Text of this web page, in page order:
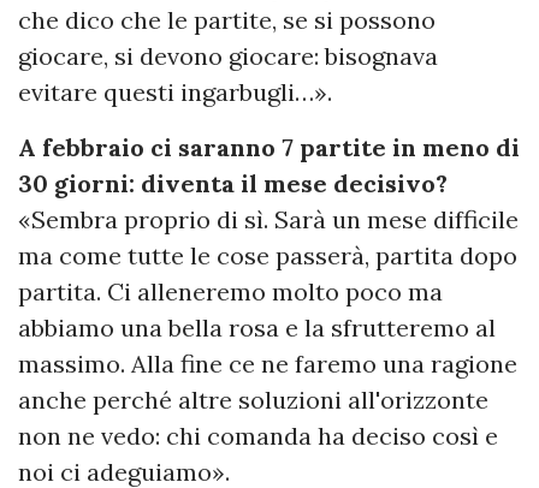
che dico che le partite, se si possono
giocare, si devono giocare: bisognava
evitare questi ingarbugli…».
A febbraio ci saranno 7 partite in meno di
30 giorni: diventa il mese decisivo?
«Sembra proprio di sì. Sarà un mese difficile
ma come tutte le cose passerà, partita dopo
partita. Ci alleneremo molto poco ma
abbiamo una bella rosa e la sfrutteremo al
massimo. Alla fine ce ne faremo una ragione
anche perché altre soluzioni all'orizzonte
non ne vedo: chi comanda ha deciso così e
noi ci adeguiamo».